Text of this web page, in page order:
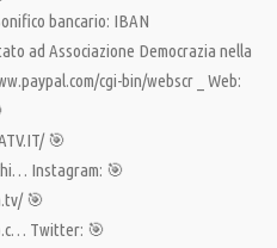
bancario: IBAN
ad Associazione Democrazia nella
cgi-bin/webscr _ Web:
🎯
Instagram: 🎯
🎯
Twitter: 🎯